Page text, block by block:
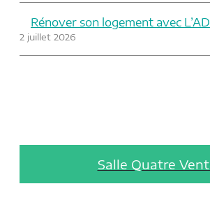
Rénover son logement avec
2 juillet 2026
Salle Quatre